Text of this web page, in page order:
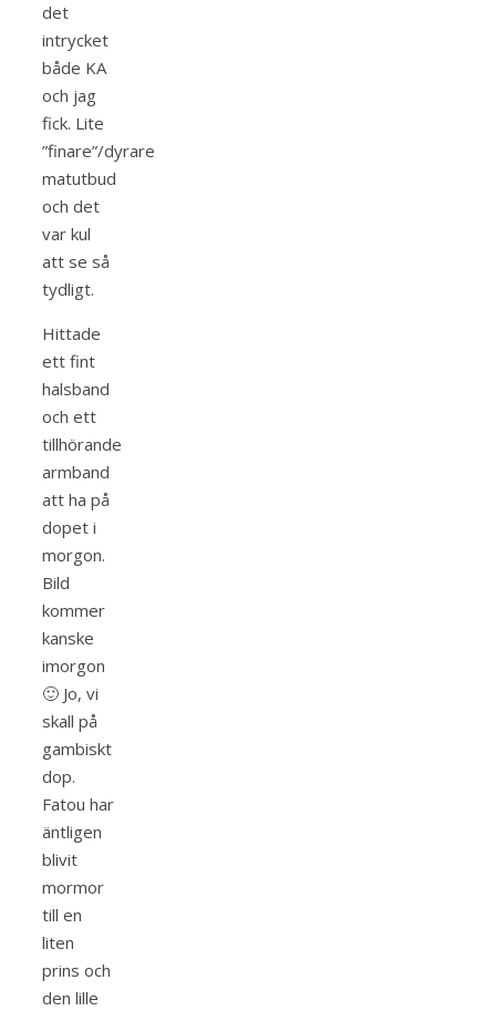
det
intrycket
både KA
och jag
fick. Lite
”finare”/dyrare
matutbud
och det
var kul
att se så
tydligt.
Hittade
ett fint
halsband
och ett
tillhörande
armband
att ha på
dopet i
morgon.
Bild
kommer
kanske
imorgon
🙂 Jo, vi
skall på
gambiskt
dop.
Fatou har
äntligen
blivit
mormor
till en
liten
prins och
den lille